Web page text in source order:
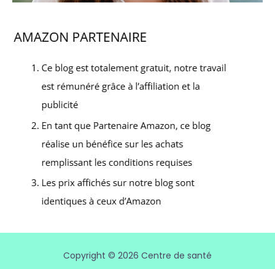
Copyright © 2026 Centre de santé